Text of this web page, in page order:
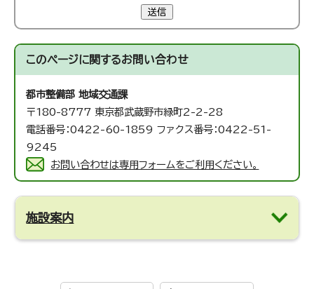
送信
このページに関するお問い合わせ
都市整備部 地域交通課
〒180-8777 東京都武蔵野市緑町2-2-28
電話番号：0422-60-1859 ファクス番号：0422-51-
9245
お問い合わせは専用フォームをご利用ください。
施設案内